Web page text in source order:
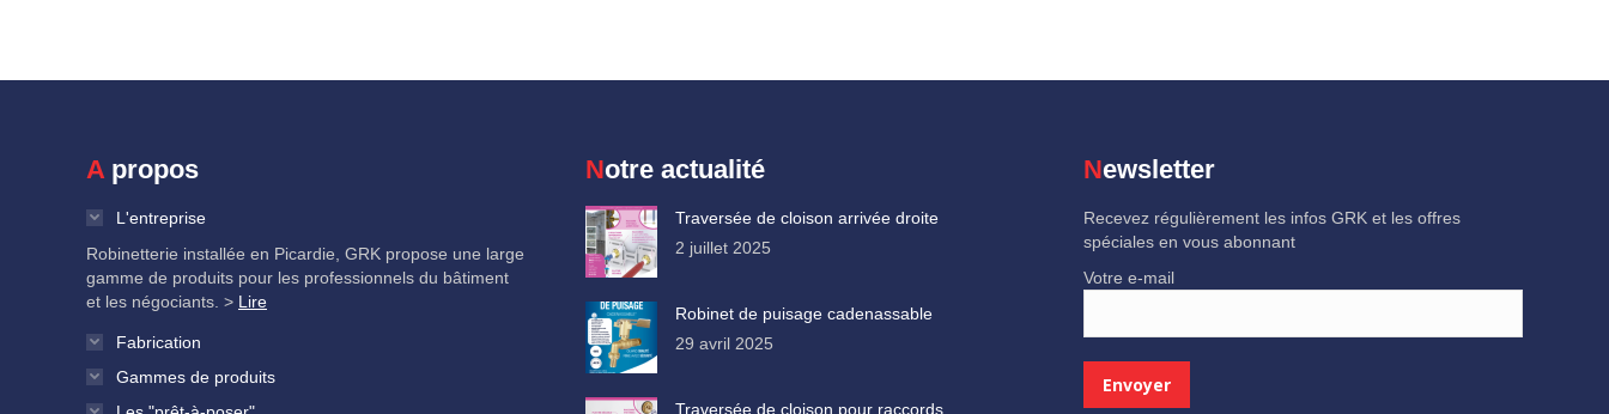
A propos
L'entreprise
Robinetterie installée en Picardie, GRK propose une large
gamme de produits pour les professionnels du bâtiment
et les négociants. > Lire
Fabrication
Gammes de produits
Notre actualité
Traversée de cloison arrivée droite
2 juillet 2025
Robinet de puisage cadenassable
29 avril 2025
Traversée de cloison pour raccords
Newsletter
Recevez régulièrement les infos GRK et les offres
spéciales en vous abonnant
Votre e-mail